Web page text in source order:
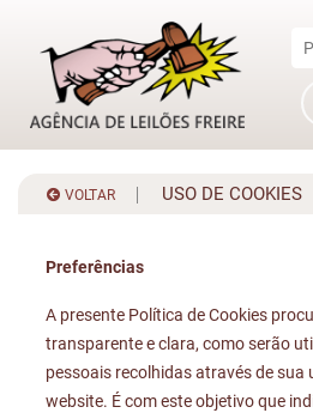
VOLTAR USO DE COOKIES
Preferências
A presente Política de Cookies
transparente e clara, como serão
pessoais recolhidas através de sua
website. É com este objetivo que